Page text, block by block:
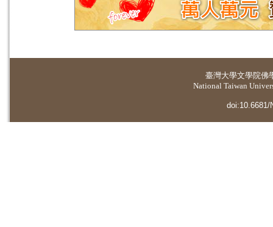
臺灣大學文學院佛
National Taiwan
doi:10.6681/